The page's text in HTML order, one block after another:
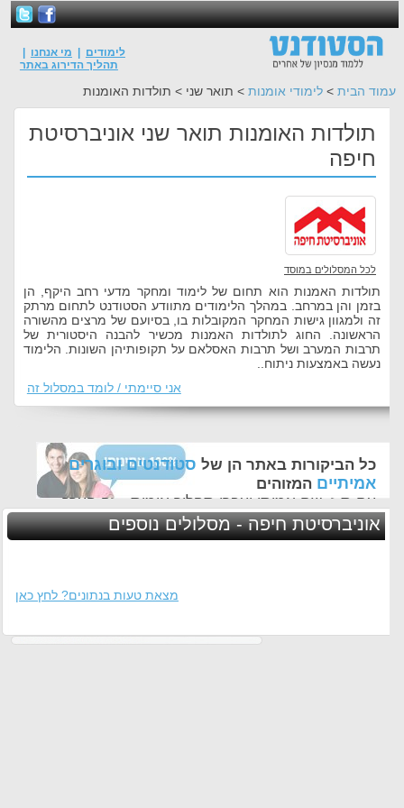
לימודים מי אנחנו
תהליך הדירוג באתר
עמוד הבית > לימודי אומנות > תואר שני > תולדות האומנות
תולדות האומנות תואר שני אוניברסיטת
חיפה
לכל המסלולים במוסד
תולדות האמנות הוא תחום של לימוד ומחקר מדעי רחב היקף, הן
בזמן והן במרחב. במהלך הלימודים מתוודע הסטודנט לתחום מרתק
זה ולמגוון גישות המחקר המקובלות בו, בסיועם של מרצים מהשורה
הראשונה. החוג לתולדות האמנות מכשיר להבנה היסטורית של
תרבות המערב ושל תרבות האסלאם על תקופותיהן השונות. הלימוד
נעשה באמצעות ניתוח..
אני סיימתי / לומד במסלול זה
כל הביקורות באתר הן של סטודנטים ובוגרים
אמיתיים המזוהים
עם ת.ז, שם אמיתי ועברו תהליך אימות - זה הערך
החשוב לנו ביותר באתר
אוניברסיטת חיפה - מסלולים נוספים
מצאת טעות בנתונים? לחץ כאן